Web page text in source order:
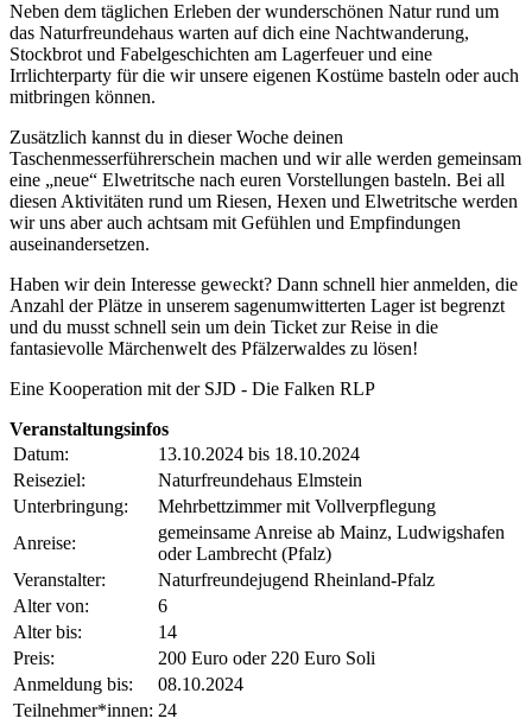
Neben dem täglichen Erleben der wunderschönen Natur rund um
das Naturfreundehaus warten auf dich eine Nachtwanderung,
Stockbrot und Fabelgeschichten am Lagerfeuer und eine
Irrlichterparty für die wir unsere eigenen Kostüme basteln oder auch
mitbringen können.
Zusätzlich kannst du in dieser Woche deinen
Taschenmesserführerschein machen und wir alle werden gemeinsam
eine „neue“ Elwetritsche nach euren Vorstellungen basteln. Bei all
diesen Aktivitäten rund um Riesen, Hexen und Elwetritsche werden
wir uns aber auch achtsam mit Gefühlen und Empfindungen
auseinandersetzen.
Haben wir dein Interesse geweckt? Dann schnell hier anmelden, die
Anzahl der Plätze in unserem sagenumwitterten Lager ist begrenzt
und du musst schnell sein um dein Ticket zur Reise in die
fantasievolle Märchenwelt des Pfälzerwaldes zu lösen!
Eine Kooperation mit der SJD - Die Falken RLP
Veranstaltungsinfos
Datum:
13.10.2024 bis 18.10.2024
Reiseziel:
Naturfreundehaus Elmstein
Unterbringung:
Mehrbettzimmer mit Vollverpflegung
Anreise:
gemeinsame Anreise ab Mainz, Ludwigshafen
oder Lambrecht (Pfalz)
Veranstalter:
Naturfreundejugend Rheinland-Pfalz
Alter von:
6
Alter bis:
14
Preis:
200 Euro oder 220 Euro Soli
Anmeldung bis:
08.10.2024
Teilnehmer*innen: 24